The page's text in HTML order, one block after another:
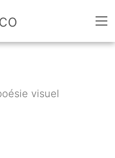
visuel